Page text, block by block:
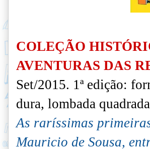
COLEÇÃO
AVENTURAS DAS
Set/2015. 1ª edição:
dura, lombada
As raríssimas
Mauricio de Sousa,